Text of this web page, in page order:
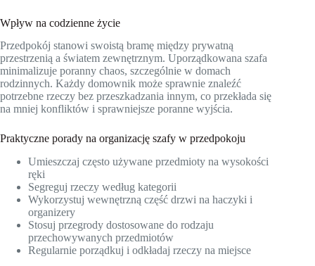
Wpływ na codzienne życie
Przedpokój stanowi swoistą bramę między prywatną
przestrzenią a światem zewnętrznym. Uporządkowana szafa
minimalizuje poranny chaos, szczególnie w domach
rodzinnych. Każdy domownik może sprawnie znaleźć
potrzebne rzeczy bez przeszkadzania innym, co przekłada się
na mniej konfliktów i sprawniejsze poranne wyjścia.
Praktyczne porady na organizację szafy w przedpokoju
Umieszczaj często używane przedmioty na wysokości
ręki
Segreguj rzeczy według kategorii
Wykorzystuj wewnętrzną część drzwi na haczyki i
organizery
Stosuj przegrody dostosowane do rodzaju
przechowywanych przedmiotów
Regularnie porządkuj i odkładaj rzeczy na miejsce